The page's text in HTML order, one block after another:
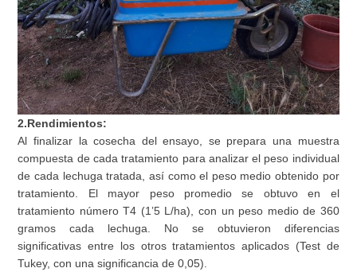
2.Rendimientos:
Al finalizar la cosecha del ensayo, se prepara una muestra
compuesta de cada tratamiento para analizar el peso individual
de cada lechuga tratada, así como el peso medio obtenido por
tratamiento. El mayor peso promedio se obtuvo en el
tratamiento número T4 (1’5 L/ha), con un peso medio de 360
gramos cada lechuga. No se obtuvieron diferencias
significativas entre los otros tratamientos aplicados (Test de
Tukey, con una significancia de 0,05).